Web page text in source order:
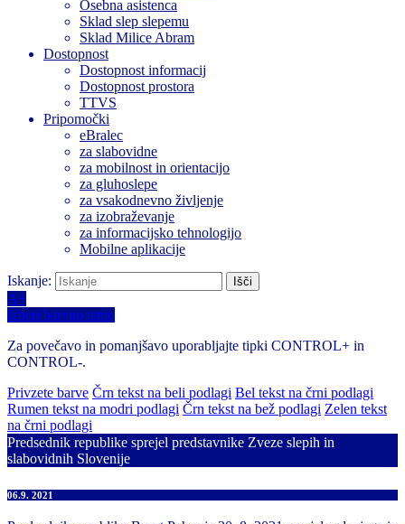
Osebna asistenca
Sklad slep slepemu
Sklad Milice Abram
Dostopnost
Dostopnost informacij
Dostopnost prostora
TTVS
Pripomočki
eBralec
za slabovidne
za mobilnost in orientacijo
za gluhoslepe
za vsakodnevno življenje
za izobraževanje
za informacijsko tehnologijo
Mobilne aplikacije
Iskanje:
A+
Izberi barvno temo
Za povečavo in pomanjšavo uporabljajte tipki CONTROL+ in
CONTROL-.
Privzete barve Črn tekst na beli podlagi Bel tekst na črni podlagi
Rumen tekst na modri podlagi Črn tekst na bež podlagi Zelen tekst
na črni podlagi
Predsednik republike sprejel predstavnike Zveze slepih in
slabovidnih Slovenije
06.9. 2021